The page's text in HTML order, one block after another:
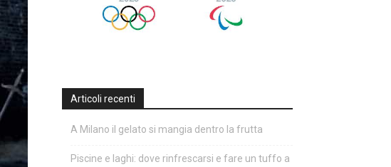
Articoli recenti
A Milano il gelato si mangia dentro la frutta
Piscine e laghi: dove rinfrescarsi e fare un tuffo a